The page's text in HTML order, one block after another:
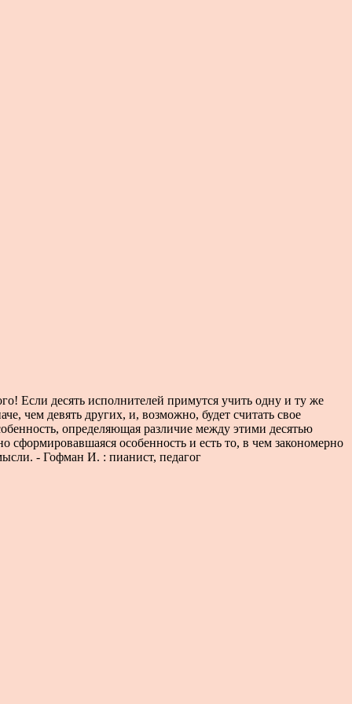
Если десять исполнителей примутся учить одну и ту же
чем девять других, и, возможно, будет считать свое
определяющая различие между этими десятью
сформировавшаяся особенность и есть то, в чем закономерно
- Гофман И. : пианист, педагог